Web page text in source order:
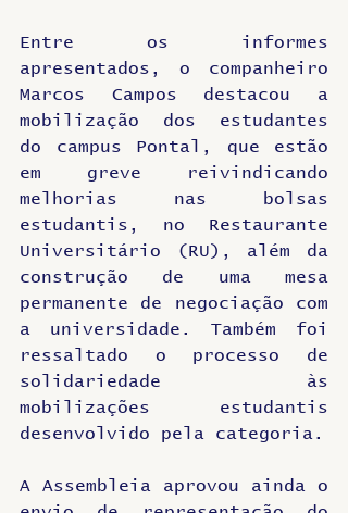
Entre os informes
apresentados, o companheiro
Marcos Campos destacou a
mobilização dos estudantes
do campus Pontal, que estão
em greve reivindicando
melhorias nas bolsas
estudantis, no Restaurante
Universitário (RU), além da
construção de uma mesa
permanente de negociação com
a universidade. Também foi
ressaltado o processo de
solidariedade às
mobilizações estudantis
desenvolvido pela categoria.
A Assembleia aprovou ainda o